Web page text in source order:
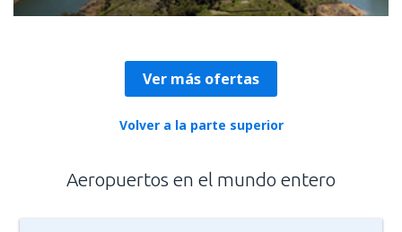
Ver más ofertas
Volver a la parte superior
Aeropuertos en el mundo entero